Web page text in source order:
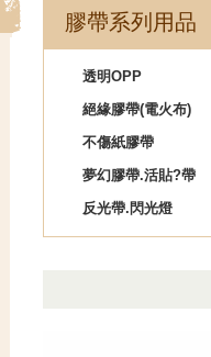
膠帶系列用品
透明OPP
絕緣膠帶(電火布)
不傷紙膠帶
夢幻膠帶.活貼?帶
反光帶.閃光燈